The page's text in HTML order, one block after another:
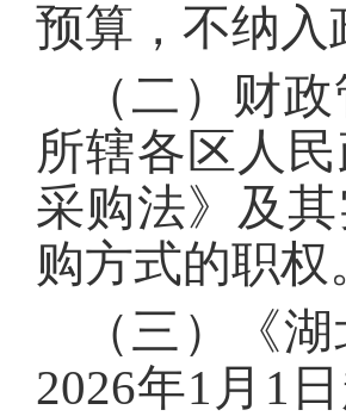
预算，不纳
（二）财
所辖各区人
采购法》及
购方式的职权
（三）《
2026年1月1